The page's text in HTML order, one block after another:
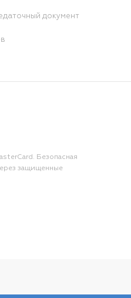
документ
Безопасная
защищенные